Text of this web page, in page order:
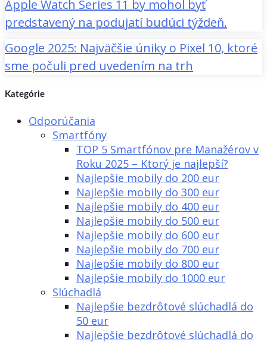
Apple Watch Series 11 by mohol byť
predstavený na podujatí budúci týždeň.
Google 2025: Najväčšie úniky o Pixel 10, ktoré
sme počuli pred uvedením na trh
Kategórie
Odporúčania
Smartfóny
TOP 5 Smartfónov pre Manažérov v
Roku 2025 – Ktorý je najlepší?
Najlepšie mobily do 200 eur
Najlepšie mobily do 300 eur
Najlepšie mobily do 400 eur
Najlepšie mobily do 500 eur
Najlepšie mobily do 600 eur
Najlepšie mobily do 700 eur
Najlepšie mobily do 800 eur
Najlepšie mobily do 1000 eur
Slúchadlá
Najlepšie bezdrôtové slúchadlá do
50 eur
Najlepšie bezdrôtové slúchadlá do